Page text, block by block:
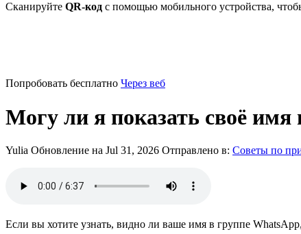
Сканируйте QR-код с помощью мобильного устройства,
Попробовать бесплатно Через веб
Могу ли я показать своё имя
Yulia Обновление на Jul 31, 2026 Отправлено в: Советы по
Если вы хотите узнать, видно ли ваше имя в группе